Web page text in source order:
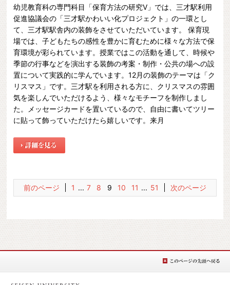
幼児教育科の専門科目「保育方法の研究Ⅴ」では、三才駅利用
促進協議会の「三才駅かわいい化プロジェクト」の一環とし
て、三才駅駅舎内の装飾をさせていただいています。 保育現
場では、子どもたちの感性を豊かに育むために様々な方法で保
育環境が彩られています。授業ではこの活動を通して、時候や
季節の行事などを演出する装飾の考案・制作・公共の場への設
置について実践的に学んでいます。12月の装飾のテーマは「ク
リスマス」です。三才駅を利用される方に、クリスマスの雰囲
気を楽しんでいただけるよう、様々なモチーフを制作しまし
た。メッセージカードを置いているので、自由に書いてツリー
に貼って飾っていただけたら嬉しいです。来月
前のページ 1 ... 7 8 9 10 11 ... 51 次のページ